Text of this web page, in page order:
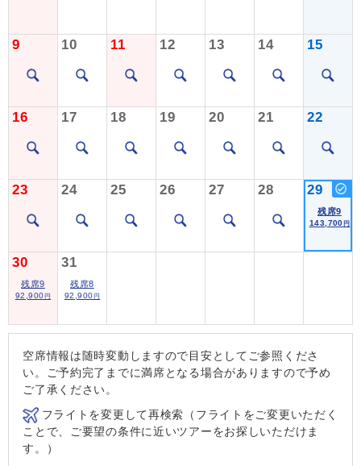
9 10 11 12 13 14 15
16 17 18 19 20 21 22
23 24 25 26 27 28 29
残席9
143,700 円
30
残席9
92,900 円
31
残席8
92,900 円
空席情報は随時変動しますので目安としてご参照くださ
い。ご予約完了までに満席となる場合がありますので予め
ご了承ください。
フライトを変更して再検索（フライトをご変更いただく
ことで、ご要望の条件に近いツアーをお探しいただけま
す。）